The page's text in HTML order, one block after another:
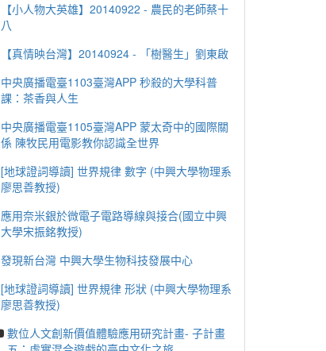
【小人物大英雄】20140922 - 農民的老師蔡十
八
【真情映台灣】20140924 - 「樹醫生」劉東啟
中央廣播電臺1103臺灣APP 秒殺的大學科普
課：茶香與人生
中央廣播電臺1105臺灣APP 蒙太奇中的國際關
係 陳牧民用電影教你認識全世界
[地球證詞導讀] 世界規律 數字 (中興大學物理系
廖思善教授)
應用奈米銀於微電子電路導線與接合(國立中興
大學宋振銘教授)
發現新台灣 中興大學生物科技發展中心
[地球證詞導讀] 世界規律 形狀 (中興大學物理系
廖思善教授)
數位人文創新價值體驗應用研究計畫- 子計畫